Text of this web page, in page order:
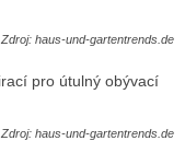
Zdroj: haus-und-gartentrends.de
Zdroj: haus-und-gartentrends.de